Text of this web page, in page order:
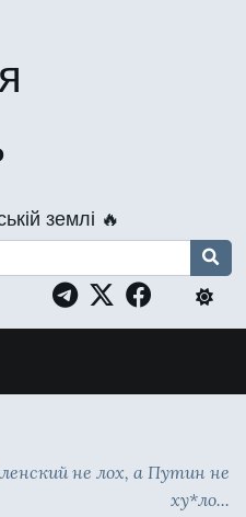
землі 🔥
не лох, а Путин не
ху*ло...